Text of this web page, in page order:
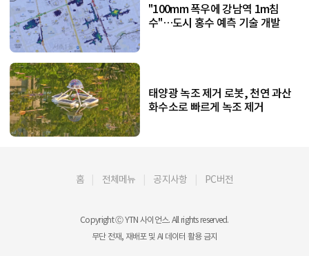
"100mm 폭우에 강남역 1m침
수"…도시 홍수 예측 기술 개발
태양광 녹조 제거 로봇, 천연 과산
화수소로 빠르게 녹조 제거
홈 전체메뉴 공지사항 PC버전
Copyright Ⓒ YTN 사이언스. All rights reserved.
무단 전재, 재배포 및 AI 데이터 활용 금지